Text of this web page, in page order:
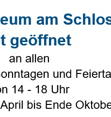
Select Language ▼
Heimatverein ▼
Die neue Lust auf